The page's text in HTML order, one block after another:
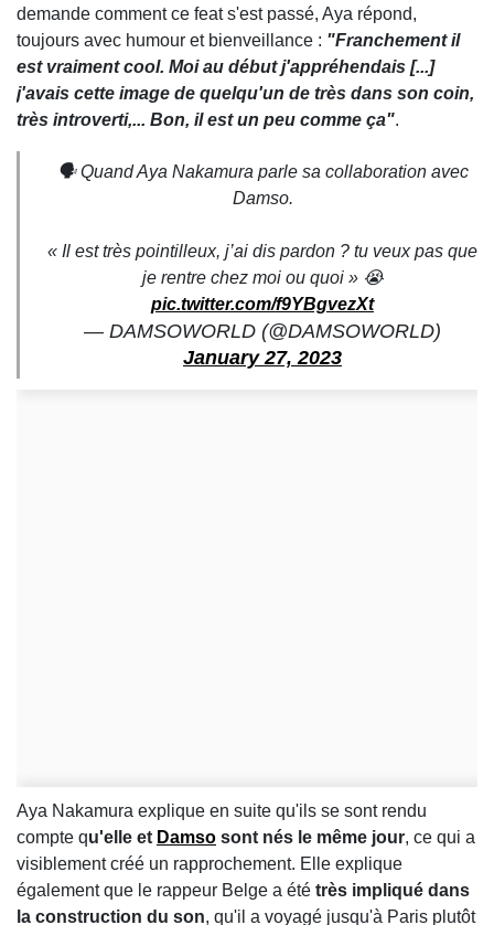
demande comment ce feat s'est passé, Aya répond,
toujours avec humour et bienveillance : "Franchement il
est vraiment cool. Moi au début j'appréhendais [...]
j'avais cette image de quelqu'un de très dans son coin,
très introverti,... Bon, il est un peu comme ça".
🗣️ Quand Aya Nakamura parle sa collaboration avec
Damso.
« Il est très pointilleux, j’ai dis pardon ? tu veux pas que
je rentre chez moi ou quoi » 😭
pic.twitter.com/f9YBgvezXt
— DAMSOWORLD (@DAMSOWORLD)
January 27, 2023
Aya Nakamura explique en suite qu'ils se sont rendu
compte qu'elle et Damso sont nés le même jour, ce qui a
visiblement créé un rapprochement. Elle explique
également que le rappeur Belge a été très impliqué dans
la construction du son, qu'il a voyagé jusqu'à Paris plutôt